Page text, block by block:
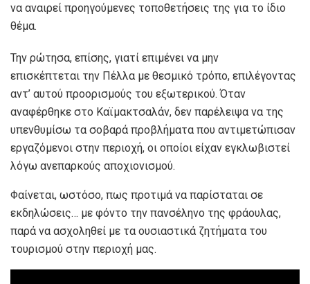
να αναιρεί προηγούμενες τοποθετήσεις της για το ίδιο
θέμα.
Την ρώτησα, επίσης, γιατί επιμένει να μην
επισκέπτεται την Πέλλα με θεσμικό τρόπο, επιλέγοντας
αντ’ αυτού προορισμούς του εξωτερικού. Όταν
αναφέρθηκε στο Καϊμακτσαλάν, δεν παρέλειψα να της
υπενθυμίσω τα σοβαρά προβλήματα που αντιμετώπισαν
εργαζόμενοι στην περιοχή, οι οποίοι είχαν εγκλωβιστεί
λόγω ανεπαρκούς αποχιονισμού.
Φαίνεται, ωστόσο, πως προτιμά να παρίσταται σε
εκδηλώσεις… με φόντο την πανσέληνο της φράουλας,
παρά να ασχοληθεί με τα ουσιαστικά ζητήματα του
τουρισμού στην περιοχή μας.